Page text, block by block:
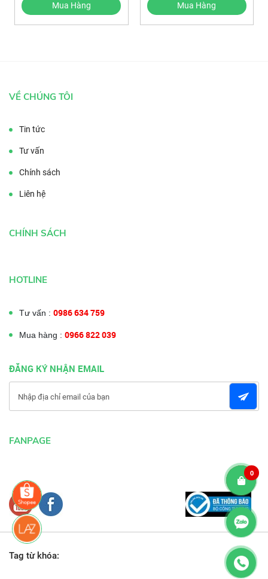
Mua Hàng Mua Hàng
VỀ CHÚNG TÔI
Tin tức
Tư vấn
Chính sách
Liên hệ
CHÍNH SÁCH
HOTLINE
Tư vấn : 0986 634 759
Mua hàng : 0966 822 039
ĐĂNG KÝ NHẬN EMAIL
FANPAGE
Tag từ khóa:
0